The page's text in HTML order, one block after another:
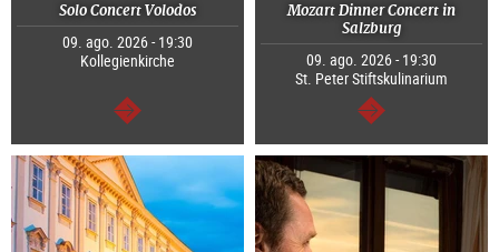
Solo Concert Volodos
09. ago. 2026 - 19:30
Kollegienkirche
continuar
Mozart Dinner Concert in
Salzburg
09. ago. 2026 - 19:30
St. Peter Stiftskulinarium
continuar